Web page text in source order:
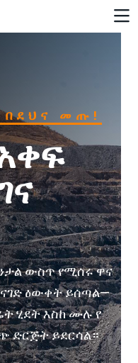
መጡ!
ውስጥ የሚሰሩ ዋና
ዕውቀት ይሰጣል—
ሂደት እስከ ሙሉ የ
ድርጅት ይደርሳል።